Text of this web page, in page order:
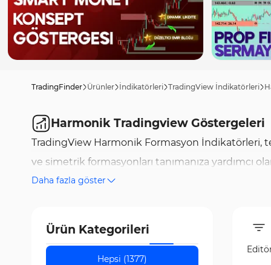
TradingFinder Ürünler İndikatörleri TradingView İndikatörleri
Harmonik Tradingview Göstergeleri
TradingView Harmonik Formasyon İndikatörleri,
ve simetrik formasyonları tanımanıza yardımcı
ve geometrik prensipler üzerine tasarlanmış
ticaret kararları almanıza yardımcı olur.
mükemmel bir kaynaktır. TradingView
Trading Finder'da en yeni ve en iyi Harmonik
Daha fazla göster
Ürün Kategorileri
Hepsi (1377)